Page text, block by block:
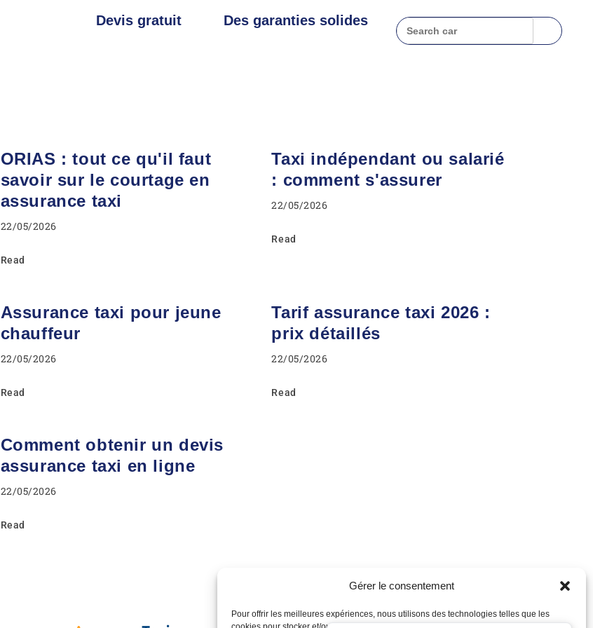
Gérer le consentement
Pour offrir les meilleures expériences, nous utilisons des technologies telles que les
Devis gratuit Des garanties solides
ORIAS : tout ce qu'il faut
savoir sur le courtage en
assurance taxi
22/05/2026
Read
Taxi indépendant ou salarié
: comment s'assurer
22/05/2026
Read
Assurance taxi pour jeune
chauffeur
22/05/2026
Read
Tarif assurance taxi 2026 :
prix détaillés
22/05/2026
Read
Comment obtenir un devis
assurance taxi en ligne
22/05/2026
Read